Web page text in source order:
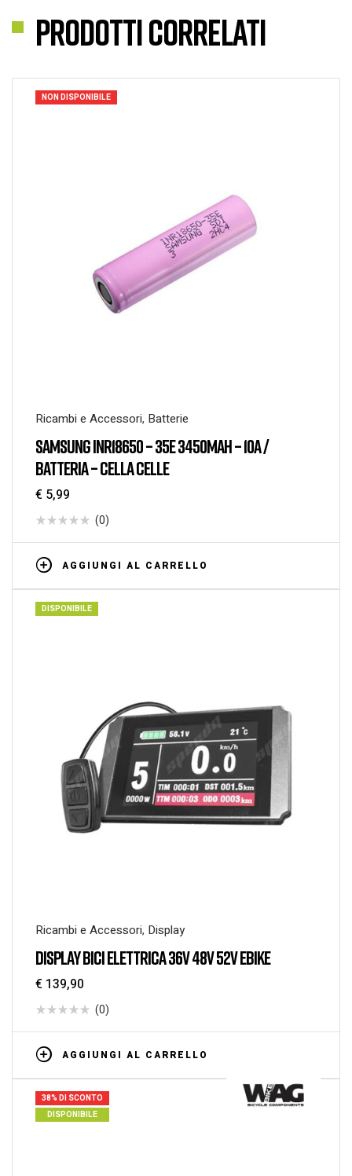
Prodotti correlati
NON DISPONIBILE
Ricambi e Accessori, Batterie
SAMSUNG INR18650 – 35E 3450MAH – 10A /
BATTERIA – CELLA CELLE
€ 5,99
(0)
AGGIUNGI AL CARRELLO
DISPONIBILE
Ricambi e Accessori, Display
DISPLAY BICI ELETTRICA 36V 48V 52V EBIKE
€ 139,90
(0)
AGGIUNGI AL CARRELLO
38% DI SCONTO
DISPONIBILE